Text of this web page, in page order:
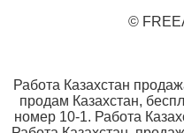
©
Работа Казахстан
продам Казахстан,
номер 10-1. Работа